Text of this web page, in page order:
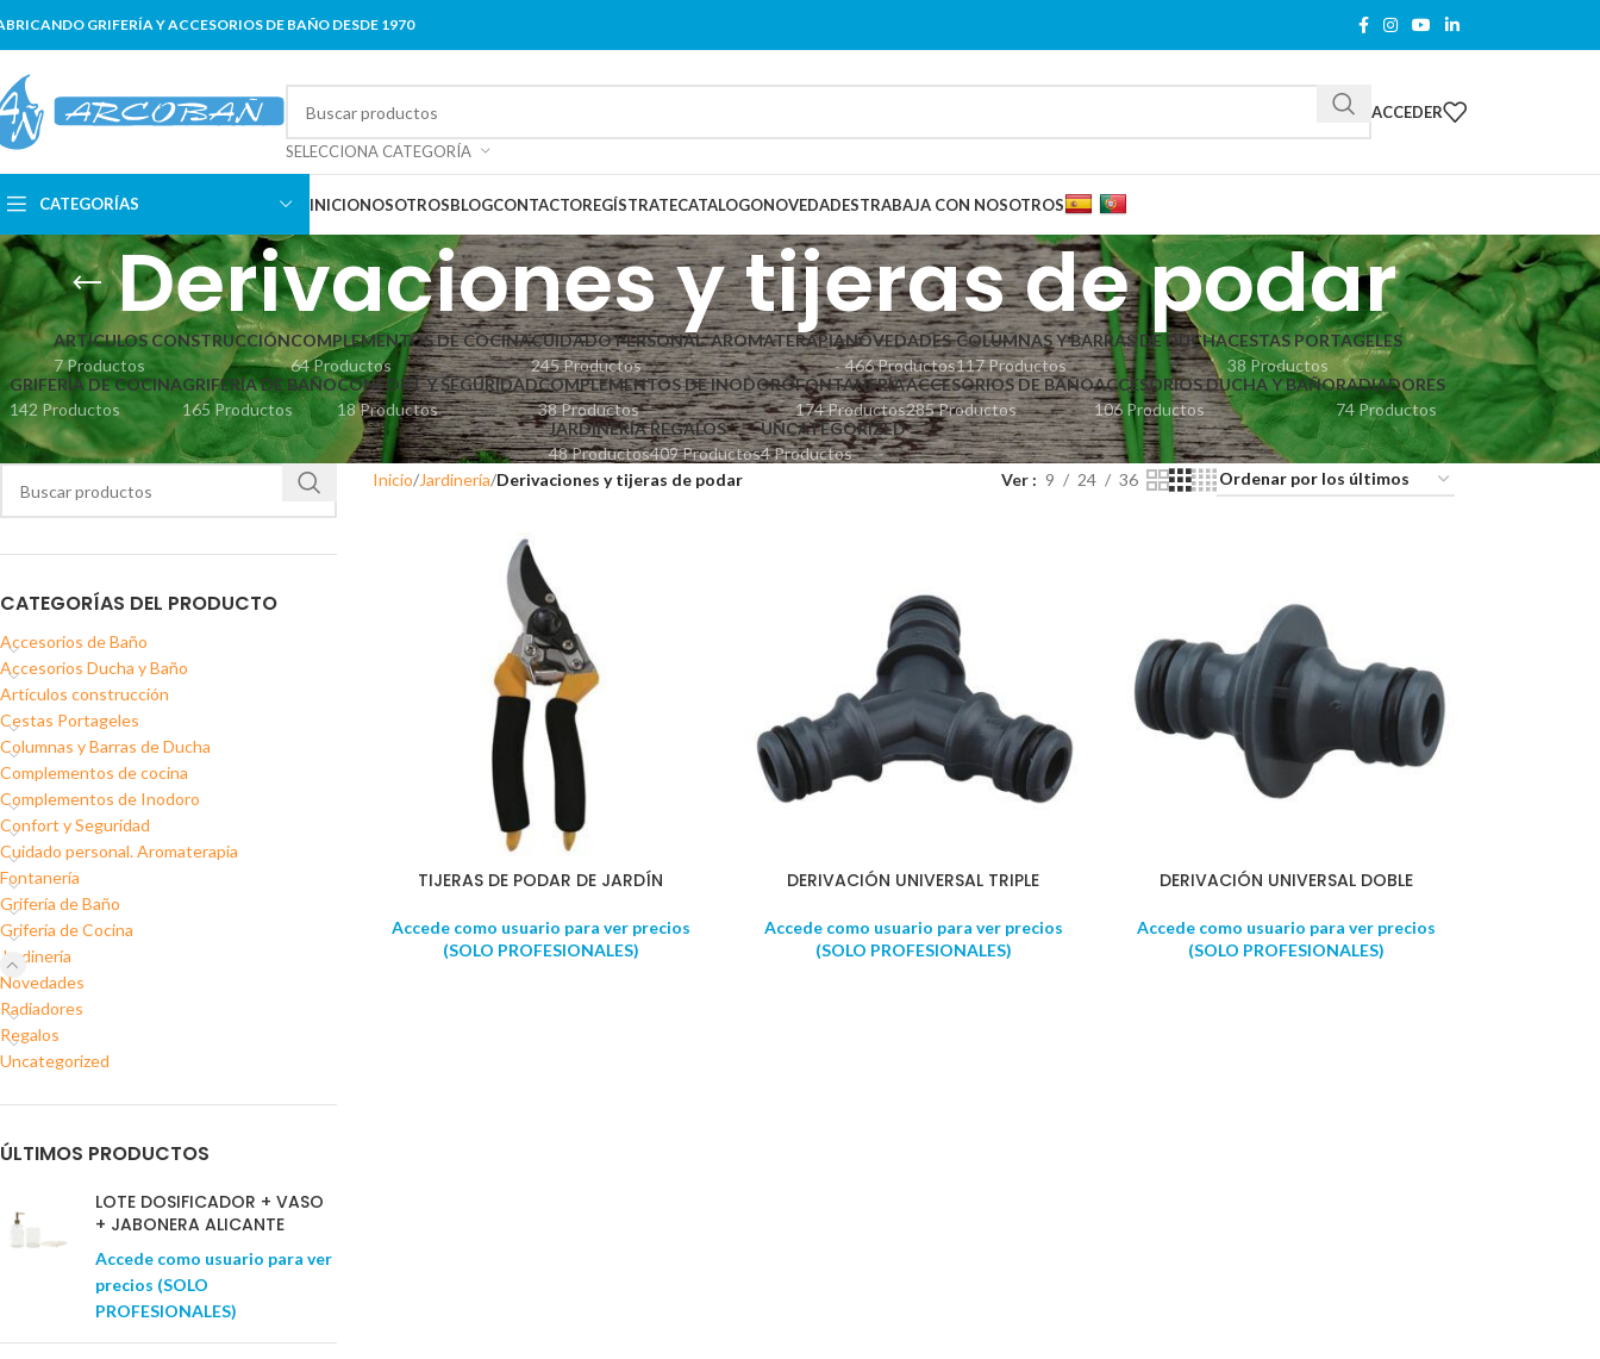
GRIFERÍA Y ACCESORIOS DE BAÑO DESDE 1970
SELECCIONA CATEGORÍA
ACCEDER
CATEGORÍAS INICIONOSOTROSBLOGCONTACTOREGÍSTRATECATALOGONOVEDADESTRABAJA CON NOSOTROS
Derivaciones y tijeras de podar
ARTÍCULOS CONSTRUCCIÓN
7 Productos
COMPLEMENTOS DE COCINA
64 Productos
CUIDADO PERSONAL. AROMATERAPIA
245 Productos
NOVEDADES
466 Productos
COLUMNAS Y BARRAS DE DUCHA
117 Productos
CESTAS PORTAGELES
38 Productos
GRIFERÍA DE COCINA
142 Productos
GRIFERÍA DE BAÑO
165 Productos
CONFORT Y SEGURIDAD
18 Productos
COMPLEMENTOS DE INODORO
38 Productos
FONTANERÍA
174 Productos
ACCESORIOS DE BAÑO
285 Productos
ACCESORIOS DUCHA Y BAÑO
106 Productos
RADIADORES
74 Productos
JARDINERÍA
48 Productos
REGALOS
409 Productos
UNCATEGORIZED
4 Productos
CATEGORÍAS DEL PRODUCTO
Accesorios de Baño
Accesorios Ducha y Baño
Artículos construcción
Cestas Portageles
Columnas y Barras de Ducha
Complementos de cocina
Complementos de Inodoro
Confort y Seguridad
Cuidado personal. Aromaterapia
Fontanería
Grifería de Baño
Grifería de Cocina
Jardinería
Novedades
Radiadores
Regalos
Uncategorized
ÚLTIMOS PRODUCTOS
LOTE DOSIFICADOR + VASO
+ JABONERA ALICANTE
Accede como usuario para ver
precios (SOLO
PROFESIONALES)
Inicio Jardinería Derivaciones y tijeras de podar Ver 9 24 36
TIJERAS DE PODAR DE JARDÍN
Accede como usuario para ver precios
(SOLO PROFESIONALES)
DERIVACIÓN UNIVERSAL TRIPLE
Accede como usuario para ver precios
(SOLO PROFESIONALES)
DERIVACIÓN UNIVERSAL DOBLE
Accede como usuario para ver precios
(SOLO PROFESIONALES)